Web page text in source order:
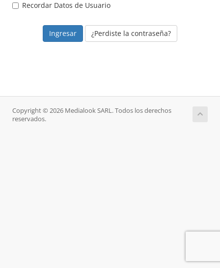
Recordar Datos de Usuario
¿Perdiste la contraseña?
Copyright © 2026 Medialook SARL. Todos los derechos
reservados.